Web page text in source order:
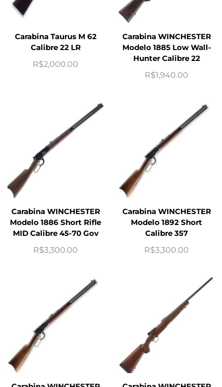
Carabina Taurus M 62
Calibre 22 LR
R$2,000.00
Carabina WINCHESTER
Modelo 1885 Low Wall-
Hunter Calibre 22
R$1,940.00
Carabina WINCHESTER
Modelo 1886 Short Rifle
MID Calibre 45-70 Gov
R$3,300.00
Carabina WINCHESTER
Modelo 1892 Short
Calibre 357
R$3,300.00